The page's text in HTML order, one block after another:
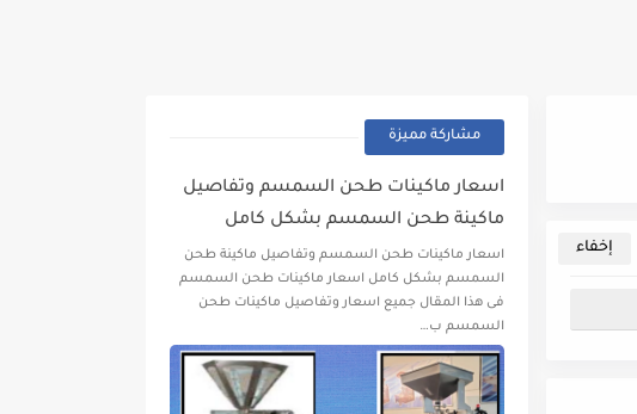
مشاركة مميزة
اسعار ماكينات طحن السمسم وتفاصيل
ماكينة طحن السمسم بشكل كامل
اسعار ماكينات طحن السمسم وتفاصيل ماكينة طحن
السمسم بشكل كامل اسعار ماكينات طحن السمسم
فى هذا المقال جميع اسعار وتفاصيل ماكينات طحن
السمسم ب…